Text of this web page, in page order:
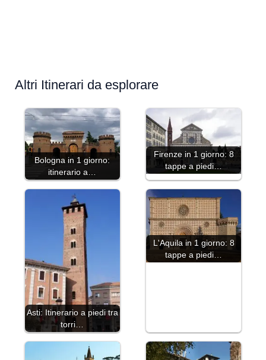
Altri Itinerari da esplorare
Bologna in 1 giorno:
itinerario a…
Firenze in 1 giorno: 8
tappe a piedi…
Asti: Itinerario a piedi tra
torri…
L'Aquila in 1 giorno: 8
tappe a piedi…